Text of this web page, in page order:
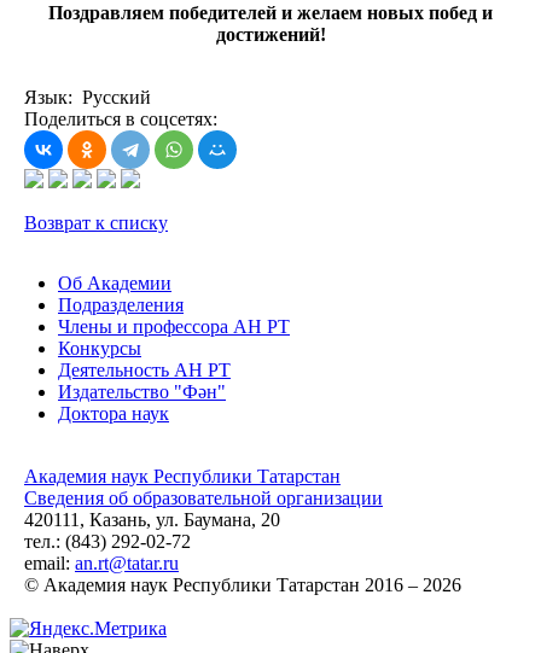
Поздравляем победителей и желаем новых побед и
достижений!
Язык: Русский
Поделиться в соцсетях:
Возврат к списку
Об Академии
Подразделения
Члены и профессора АН РТ
Конкурсы
Деятельность АН РТ
Издательство "Фән"
Доктора наук
Академия наук Республики Татарстан
Сведения об образовательной организации
420111, Казань, ул. Баумана, 20
тел.: (843) 292-02-72
email: an.rt@tatar.ru
© Академия наук Республики Татарстан 2016 – 2026